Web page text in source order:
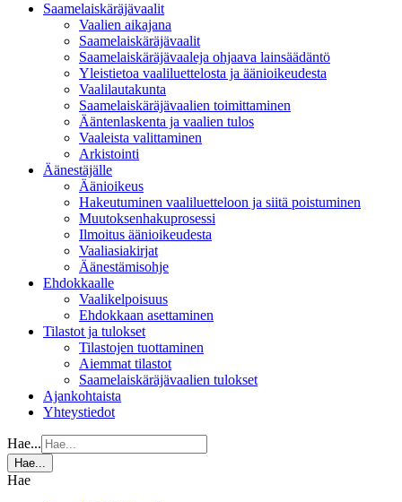
Saamelaiskäräjävaalit
Vaalien aikajana
Saamelaiskäräjävaalit
Saamelaiskäräjävaaleja ohjaava lainsäädäntö
Yleistietoa vaaliluettelosta ja äänioikeudesta
Vaalilautakunta
Saamelaiskäräjävaalien toimittaminen
Ääntenlaskenta ja vaalien tulos
Vaaleista valittaminen
Arkistointi
Äänestäjälle
Äänioikeus
Hakeutuminen vaaliluetteloon ja siitä poistuminen
Muutoksenhakuprosessi
Ilmoitus äänioikeudesta
Vaaliasiakirjat
Äänestämisohje
Ehdokkaalle
Vaalikelpoisuus
Ehdokkaan asettaminen
Tilastot ja tulokset
Tilastojen tuottaminen
Aiemmat tilastot
Saamelaiskäräjävaalien tulokset
Ajankohtaista
Yhteystiedot
Hae...
Hae...
Hae